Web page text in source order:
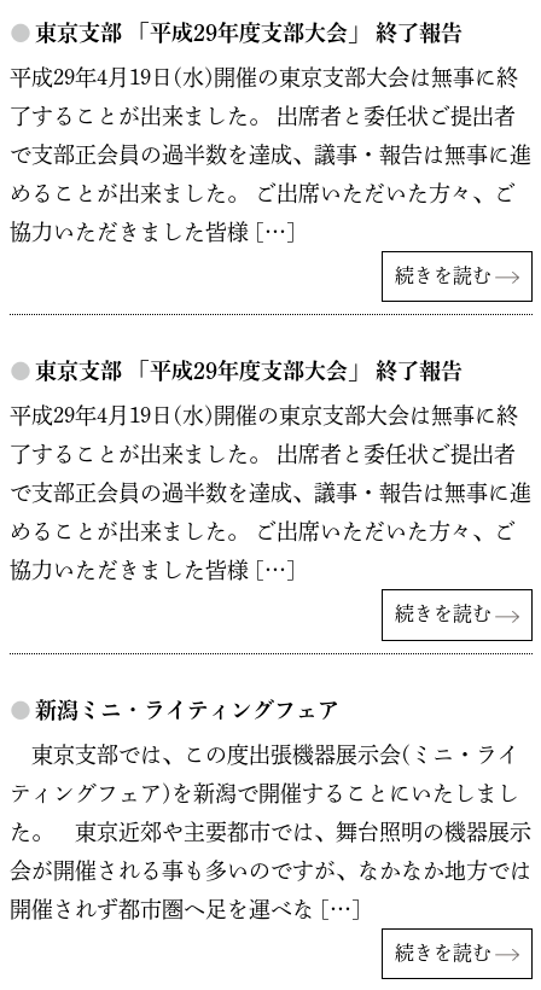
● 東京支部 「平成29年度支部大会」 終了報告
平成29年4月19日(水)開催の東京支部大会は無事に終
了することが出来ました。 出席者と委任状ご提出者
で支部正会員の過半数を達成、議事・報告は無事に進
めることが出来ました。 ご出席いただいた方々、ご
協力いただきました皆様 […]
続きを読む
● 東京支部 「平成29年度支部大会」 終了報告
平成29年4月19日(水)開催の東京支部大会は無事に終
了することが出来ました。 出席者と委任状ご提出者
で支部正会員の過半数を達成、議事・報告は無事に進
めることが出来ました。 ご出席いただいた方々、ご
協力いただきました皆様 […]
続きを読む
● 新潟ミニ・ライティングフェア
東京支部では、この度出張機器展示会(ミニ・ライ
ティングフェア)を新潟で開催することにいたしまし
た。 東京近郊や主要都市では、舞台照明の機器展示
会が開催される事も多いのですが、なかなか地方では
開催されず都市圏へ足を運べな […]
続きを読む